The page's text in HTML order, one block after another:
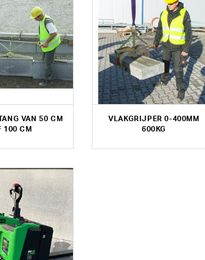
VAN 50 CM
100 CM
VLAKGRIJPER 0-400MM
600KG